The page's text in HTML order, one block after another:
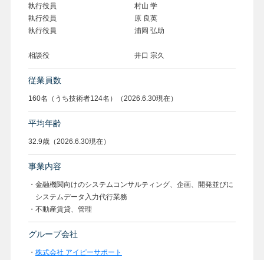
執行役員 村山 学
執行役員 原 良英
執行役員 浦岡 弘助
相談役 井口 宗久
従業員数
160名（うち技術者124名）（2026.6.30現在）
平均年齢
32.9歳（2026.6.30現在）
事業内容
・金融機関向けのシステムコンサルティング、企画、開発並びに
システムデータ入力代行業務
・不動産賃貸、管理
グループ会社
・ 株式会社 アイピーサポート